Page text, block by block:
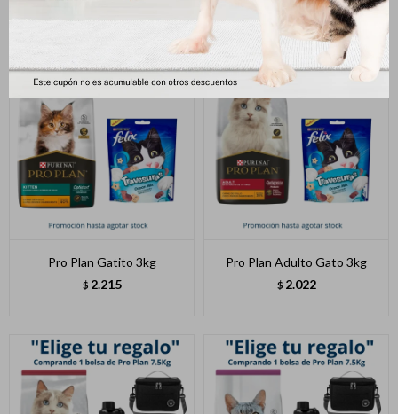
Pro Plan Gatito 3kg
$ 2.215
Pro Plan Adulto Gato 3kg
$ 2.022